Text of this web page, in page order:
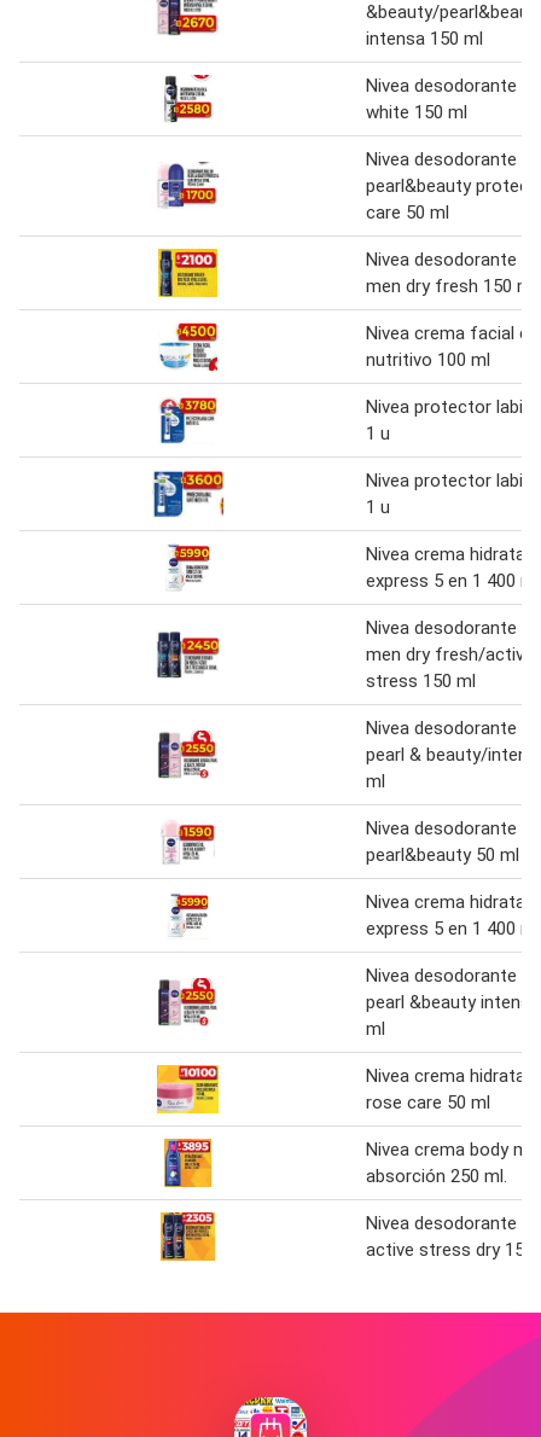
&beauty/
intensa 150 ml
Nivea desodorante
white 150 ml
Nivea desodorante
pearl&beauty protect
care 50 ml
Nivea desodorante
men dry fresh 150 ml
Nivea crema facial
nutritivo 100 ml
Nivea protector labial
1 u
Nivea protector labial
1 u
Nivea crema
express 5 en 1 400
Nivea desodorante
men dry fresh/active
stress 150 ml
Nivea desodorante
pearl & beauty/
ml
Nivea desodorante
pearl&beauty 50 ml
Nivea crema
express 5 en 1 400
Nivea desodorante
pearl &beauty
ml
Nivea crema
rose care 50 ml
Nivea crema body
absorción 250 ml.
Nivea desodorante
active stress dry 150